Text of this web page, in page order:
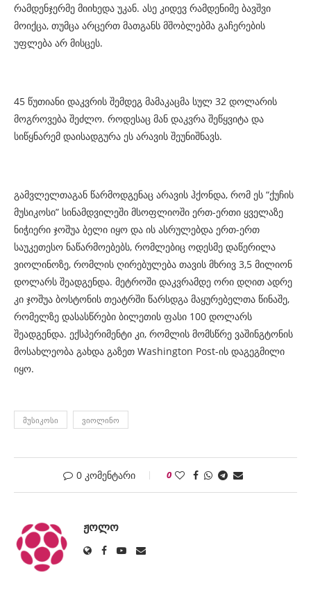
რამდენჯერმე მიიხედა უკან. ასე კიდევ რამდენიმე ბავშვი
მოიქცა, თუმცა არცერთ მათგანს მშობლებმა გაჩერების
უფლება არ მისცეს.
45 წუთიანი დაკვრის შემდეგ მამაკაცმა სულ 32 დოლარის
მოგროვება შეძლო. როდესაც მან დაკვრა შეწყვიტა და
სიწყნარემ დაისადგურა ეს არავის შეუნიშნავს.
გამვლელთაგან წარმოდგენაც არავის ჰქონდა, რომ ეს “ქუჩის
მუსიკოსი” სინამდვილეში მსოფლიოში ერთ-ერთი ყველაზე
ნიჭიერი ჯოშუა ბელი იყო და ის ასრულებდა ერთ-ერთ
საუკეთესო ნაწარმოებებს, რომლებიც ოდესმე დაწერილა
ვიოლინოზე, რომლის ღირებულება თავის მხრივ 3,5 მილიონ
დოლარს შეადგენდა. მეტროში დაკვრამდე ორი დღით ადრე
კი ჯოშუა ბოსტონის თეატრში წარსდგა მაყურებელთა წინაშე,
რომელზე დასასწრები ბილეთის ფასი 100 დოლარს
შეადგენდა. ექსპერიმენტი კი, რომლის მომსწრე ვაშინგტონის
მოსახლეობა გახდა გაზეთ Washington Post-ის დაგეგმილი
იყო.
ᲛᲣᲡᲘᲙᲝᲡᲘ ᲕᲘᲝᲚᲘᲜᲝ
0 კომენტარი 0
ᲟᲝᲚᲝ